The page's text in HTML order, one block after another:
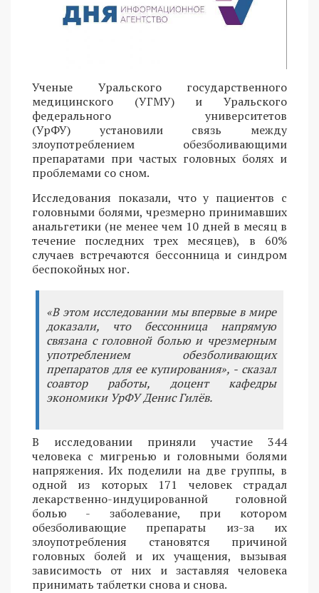
Ученые Уральского государственного
медицинского (УГМУ) и Уральского
федерального университетов
(УрФУ) установили связь между
злоупотреблением обезболивающими
препаратами при частых головных болях и
проблемами со сном.
Исследования показали, что у пациентов с
головными болями, чрезмерно принимавших
анальгетики (не менее чем 10 дней в месяц в
течение последних трех месяцев), в 60%
случаев встречаются бессонница и синдром
беспокойных ног.
«В этом исследовании мы впервые в мире
доказали, что бессонница напрямую
связана с головной болью и чрезмерным
употреблением обезболивающих
препаратов для ее купирования», - сказал
соавтор работы, доцент кафедры
экономики УрФУ Денис Гилёв.
В исследовании приняли участие 344
человека с мигренью и головными болями
напряжения. Их поделили на две группы, в
одной из которых 171 человек страдал
лекарственно-индуцированной головной
болью - заболевание, при котором
обезболивающие препараты из-за их
злоупотребления становятся причиной
головных болей и их учащения, вызывая
зависимость от них и заставляя человека
принимать таблетки снова и снова.